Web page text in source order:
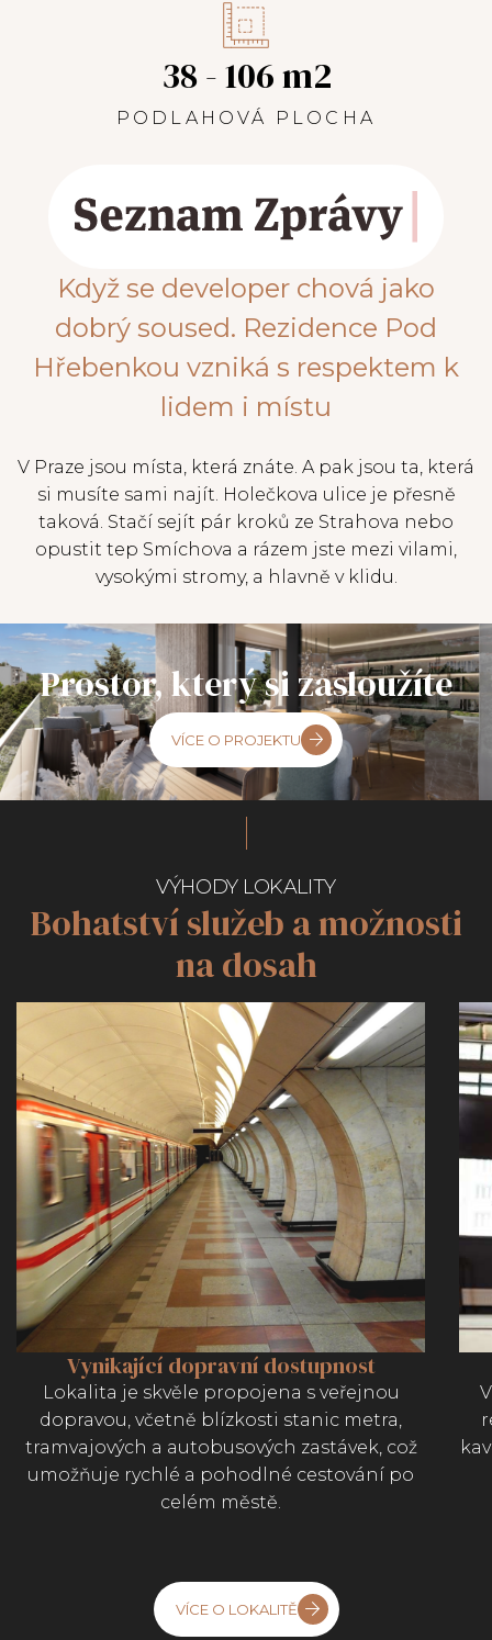
38 - 106 m2
PODLAHOVÁ PLOCHA
Když se developer chová jako
dobrý soused. Rezidence Pod
Hřebenkou vzniká s respektem k
lidem i místu
V Praze jsou místa, která znáte. A pak jsou ta, která
si musíte sami najít. Holečkova ulice je přesně
taková. Stačí sejít pár kroků ze Strahova nebo
opustit tep Smíchova a rázem jste mezi vilami,
vysokými stromy, a hlavně v klidu.
Prostor, který si zasloužíte
VÍCE O PROJEKTU
VÝHODY LOKALITY
Bohatství služeb a možnosti
na dosah
Vynikající dopravní dostupnost
Lokalita je skvěle propojena s veřejnou
dopravou, včetně blízkosti stanic metra,
tramvajových a autobusových zastávek, což
umožňuje rychlé a pohodlné cestování po
celém městě.
VÍCE O LOKALITĚ